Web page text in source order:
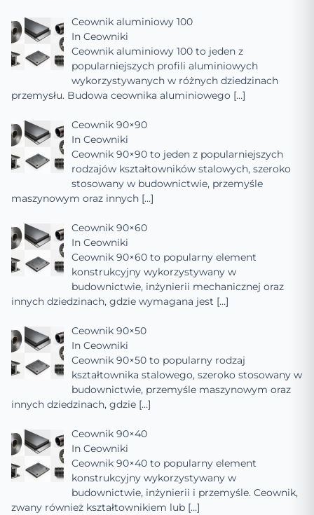
Ceownik aluminiowy 100
In Ceowniki
Ceownik aluminiowy 100 to jeden z
popularniejszych profili aluminiowych
wykorzystywanych w różnych dziedzinach
przemysłu. Budowa ceownika aluminiowego […]
Ceownik 90×90
In Ceowniki
Ceownik 90×90 to jeden z popularniejszych
rodzajów kształtowników stalowych, szeroko
stosowany w budownictwie, przemyśle
maszynowym oraz innych […]
Ceownik 90×60
In Ceowniki
Ceownik 90×60 to popularny element
konstrukcyjny wykorzystywany w
budownictwie, inżynierii mechanicznej oraz
innych dziedzinach, gdzie wymagana jest […]
Ceownik 90×50
In Ceowniki
Ceownik 90×50 to popularny rodzaj
kształtownika stalowego, szeroko stosowany w
budownictwie, przemyśle maszynowym oraz
innych dziedzinach, gdzie […]
Ceownik 90×40
In Ceowniki
Ceownik 90×40 to popularny element
konstrukcyjny wykorzystywany w
budownictwie, inżynierii i przemyśle. Ceownik,
zwany również kształtownikiem lub […]